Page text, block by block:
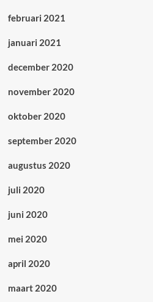
februari 2021
januari 2021
december 2020
november 2020
oktober 2020
september 2020
augustus 2020
juli 2020
juni 2020
mei 2020
april 2020
maart 2020